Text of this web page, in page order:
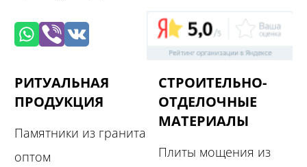
РИТУАЛЬНАЯ
ПРОДУКЦИЯ
Памятники из гранита
оптом
СТРОИТЕЛЬНО-
ОТДЕЛОЧНЫЕ
МАТЕРИАЛЫ
Плиты мощения из